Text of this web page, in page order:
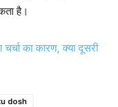
है।
का कारण, क्या दूसरी
dosh